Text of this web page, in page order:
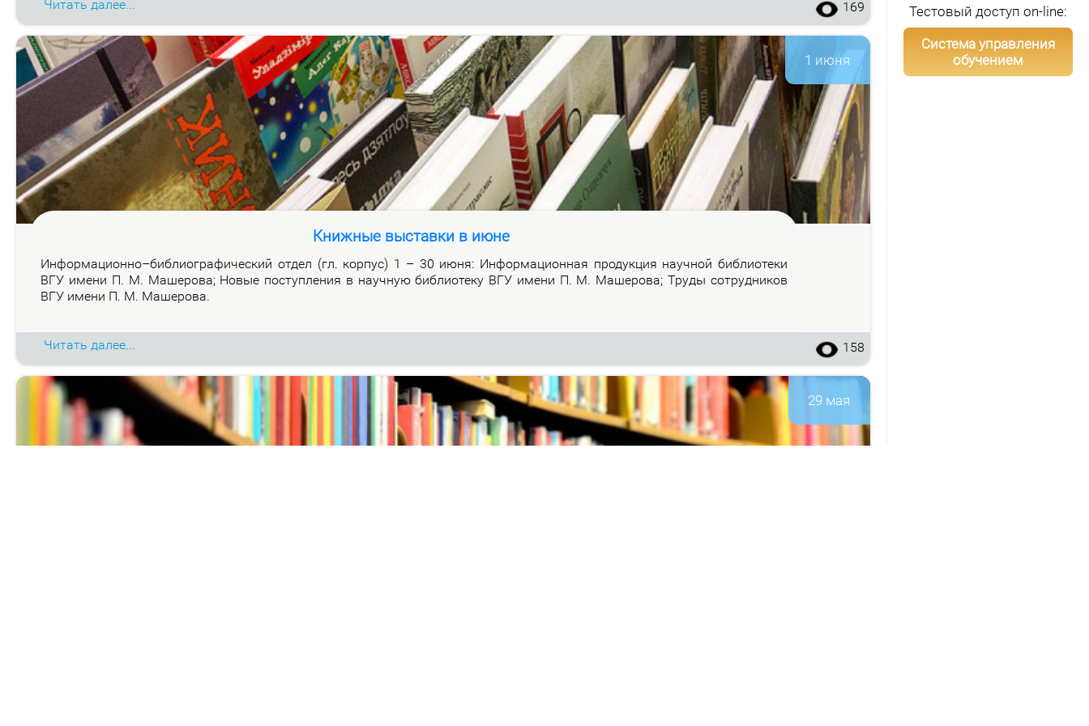
Читать далее... 169
1 июня
Книжные выставки в июне
Ин­фор­ма­ци­он­но–биб­лио­гра­фи­че­ский от­дел (гл. кор­пус) 1 – 30 июня: Ин­фор­ма­ци­он­ная про­дук­ция на­уч­ной биб­лио­те­ки
ВГУ име­ни П. М. Ма­ше­ро­ва; Но­вые по­ступ­ле­ния в на­уч­ную биб­лио­те­ку ВГУ име­ни П. М. Ма­ше­ро­ва; Тру­ды со­труд­ни­ков
ВГУ име­ни П. М. Ма­ше­ро­ва.
Читать далее... 158
29 мая
Тестовый доступ on-line:
Система управления
обучением